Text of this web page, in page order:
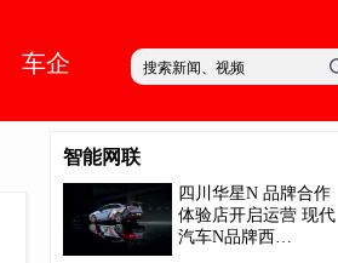
车企
智能网联
四川华星N 品牌合作
体验店开启运营 现代
汽车N品牌西…